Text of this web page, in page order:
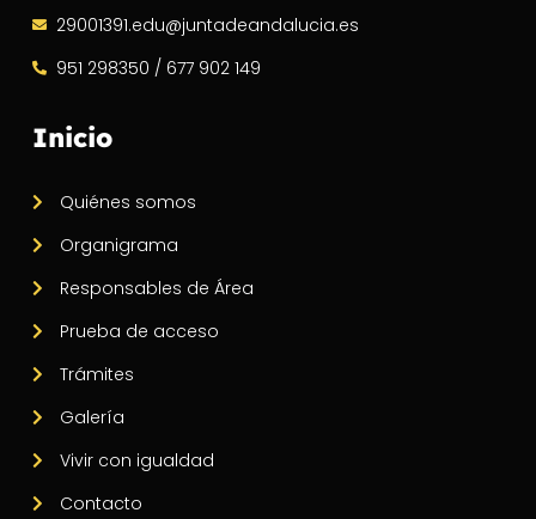
29001391.edu@juntadeandalucia.es
951 298350 / 677 902 149
Inicio
Quiénes somos
Organigrama
Responsables de Área
Prueba de acceso
Trámites
Galería
Vivir con igualdad
Contacto